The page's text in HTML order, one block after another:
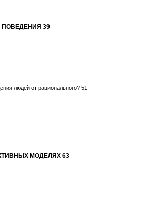
ПОВЕДЕНИЯ 39
людей от рационального? 51
МОДЕЛЯХ 63